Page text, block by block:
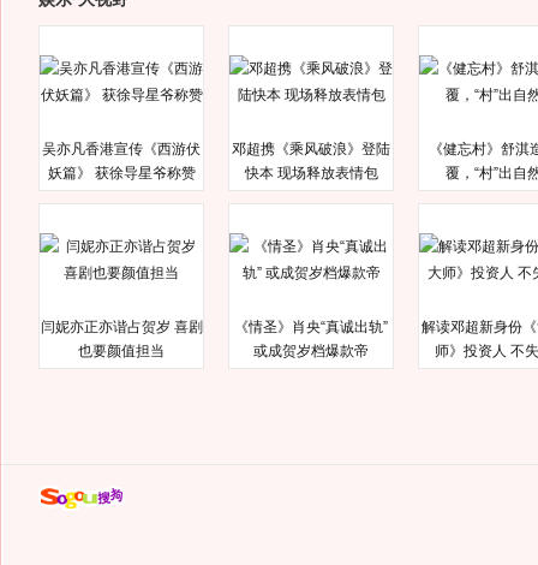
吴亦凡香港宣传《西游伏
妖篇》 获徐导星爷称赞
邓超携《乘风破浪》登陆
快本 现场释放表情包
《健忘村》舒淇
覆，“村”出自
闫妮亦正亦谐占贺岁 喜剧
也要颜值担当
《情圣》肖央“真诚出轨”
或成贺岁档爆款帝
解读邓超新身份
师》投资人 不